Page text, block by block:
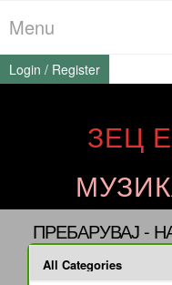
to
the
content
Menu
Login / Register
ЗЕЦ
ПРЕБАРУВАЈ -